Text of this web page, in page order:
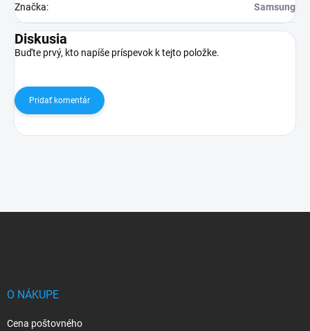
Značka: Samsung
Diskusia
Buďte prvý, kto napíše príspevok k tejto položke.
Pridať komentár
O NÁKUPE
Cena poštovného